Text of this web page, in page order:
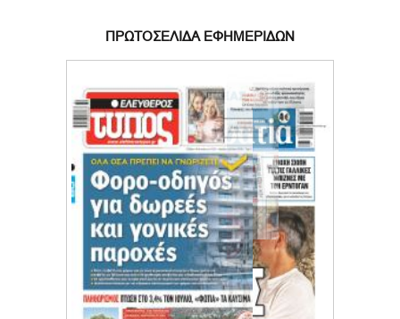
ΠΡΩΤΟΣΕΛΙΔΑ ΕΦΗΜΕΡΙΔΩΝ